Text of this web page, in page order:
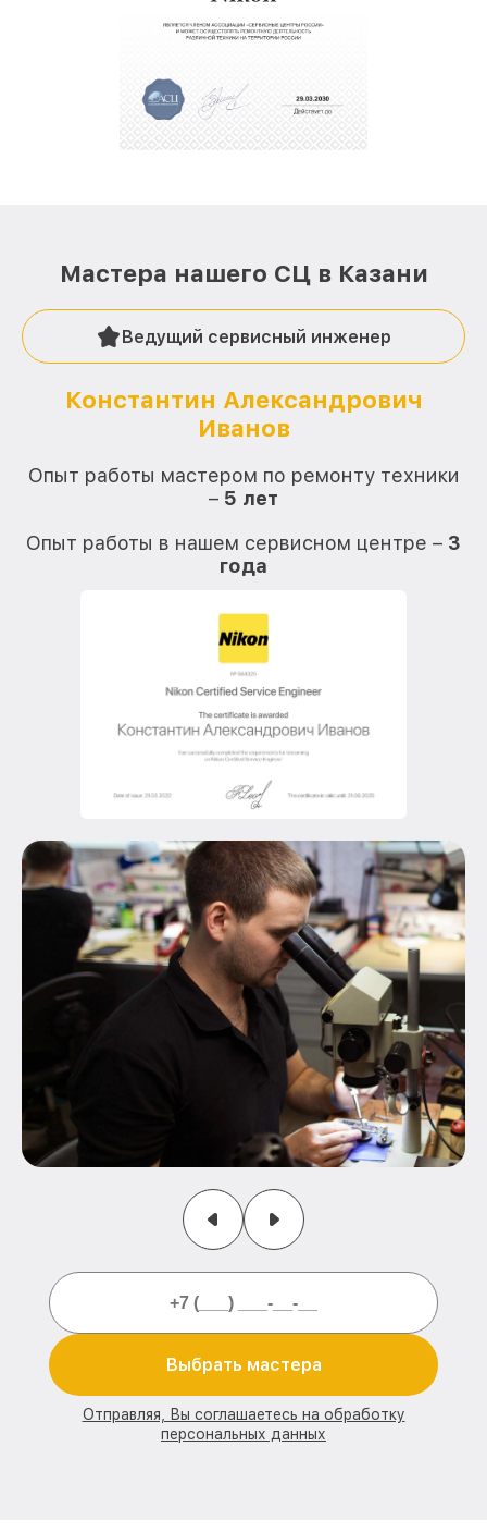
За годы своей деятельности мы получали только
репутацию. Мы постоянно совершенствуемся и
стараемся каждый день делать наш сервис еще
Мастера нашего СЦ в Казани
Ведущий сервисный инженер
Константин Александрович
Иванов
Опыт работы мастером по ремонту техники
– 5 лет
Опыт работы в нашем сервисном центре – 3
года
Выбрать мастера
Отправляя, Вы соглашаетесь на обработку
персональных данных